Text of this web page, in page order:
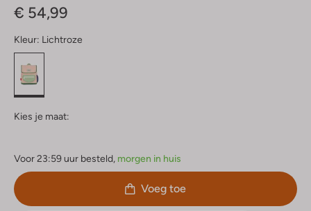
€ 54,99
Kleur: Lichtroze
Kies je maat:
Voor 23:59 uur besteld, morgen in huis
Voeg toe